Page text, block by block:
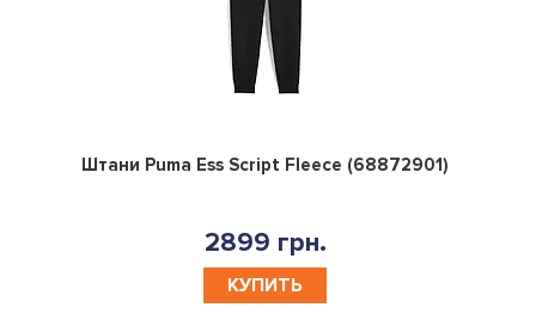
0
Штани Puma Ess Script Fleece (68872901)
2899 грн.
КУПИТЬ